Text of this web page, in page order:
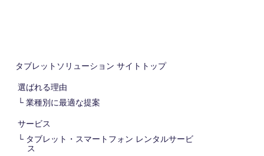
タブレットソリューション サイトトップ
選ばれる理由
業種別に最適な提案
サービス
タブレット・スマートフォン レンタルサービ
ス